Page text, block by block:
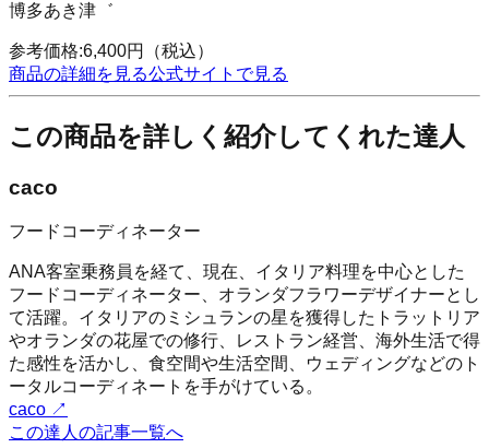
博多あき津゛
参考価格:6,400円
（税込）
商品の詳細を見る公式サイトで見る
この商品を詳しく紹介してくれた達人
caco
フードコーディネーター
ANA客室乗務員を経て、現在、イタリア料理を中心とした
フードコーディネーター、オランダフラワーデザイナーとし
て活躍。イタリアのミシュランの星を獲得したトラットリア
やオランダの花屋での修行、レストラン経営、海外生活で得
た感性を活かし、食空間や生活空間、ウェディングなどのト
ータルコーディネートを手がけている。
caco ↗
この達人の記事一覧へ